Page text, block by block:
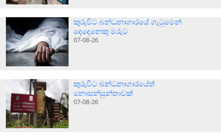
කුරුවිට බන්ධනාගාරයේ ගැටුමෙන්
දෙදෙනෙකු මරුට
07-08-26
කුරුවිට බන්ධනාගාරයේත්
නොසන්සුන්තාවක්
07-08-26